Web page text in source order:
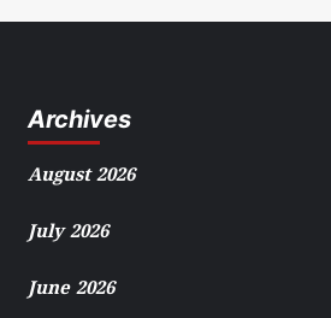
Archives
August 2026
July 2026
June 2026